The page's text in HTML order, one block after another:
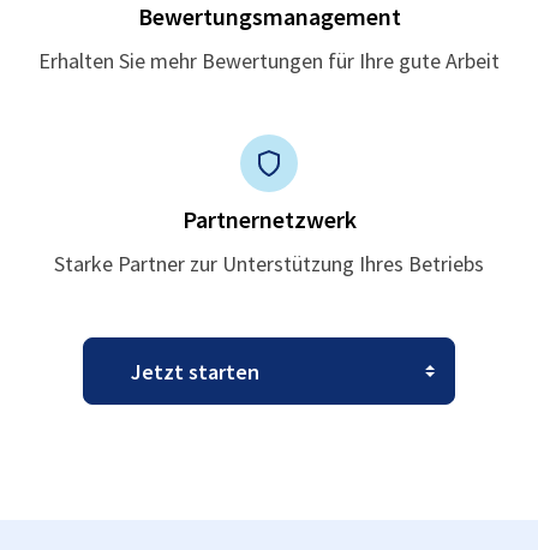
Bewertungsmanagement
Erhalten Sie mehr Bewertungen für Ihre gute Arbeit
Partnernetzwerk
Starke Partner zur Unterstützung Ihres Betriebs